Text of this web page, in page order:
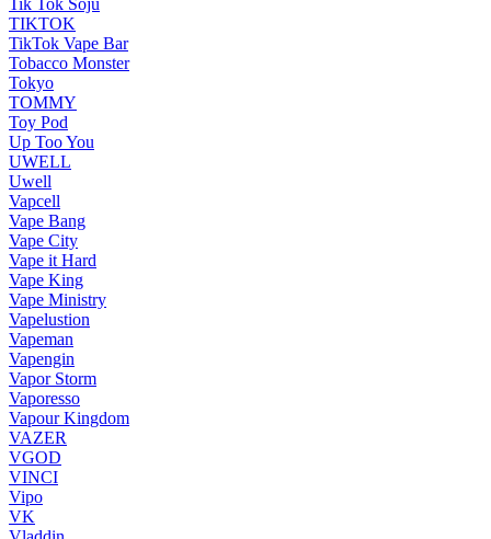
Tik Tok Soju
TIKTOK
TikTok Vape Bar
Tobacco Monster
Tokyo
TOMMY
Toy Pod
Up Too You
UWELL
Uwell
Vapcell
Vape Bang
Vape City
Vape it Hard
Vape King
Vape Ministry
Vapelustion
Vapeman
Vapengin
Vapor Storm
Vaporesso
Vapour Kingdom
VAZER
VGOD
VINCI
Vipo
VK